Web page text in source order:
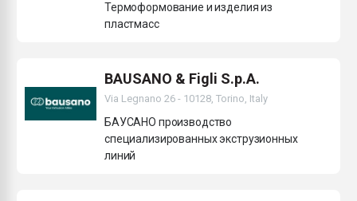
Термоформование и изделия из
пластмасс
BAUSANO & Figli S.p.A.
Via Legnano 26 - 10128, Torino, Italy
БАУСАНО производствo
специализированных экструзионных
линий